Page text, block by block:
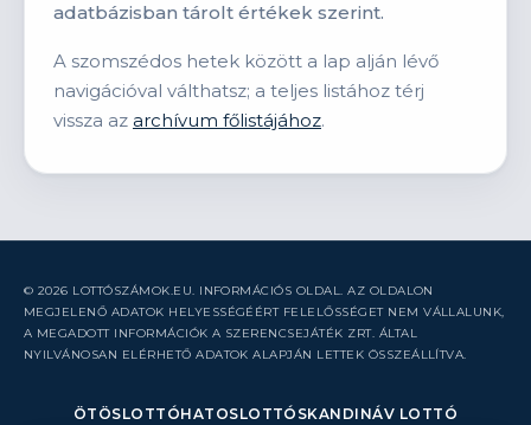
adatbázisban tárolt értékek szerint.
A szomszédos hetek között a lap alján lévő
navigációval válthatsz; a teljes listához térj
vissza az archívum főlistájához.
© 2026 LOTTÓSZÁMOK.EU. INFORMÁCIÓS OLDAL. AZ OLDALON
MEGJELENŐ ADATOK HELYESSÉGÉÉRT FELELŐSSÉGET NEM VÁLLALUNK,
A MEGADOTT INFORMÁCIÓK A SZERENCSEJÁTÉK ZRT. ÁLTAL
NYILVÁNOSAN ELÉRHETŐ ADATOK ALAPJÁN LETTEK ÖSSZEÁLLÍTVA.
ÖTÖSLOTTÓHATOSLOTTÓ SKANDINÁV LOTTÓ